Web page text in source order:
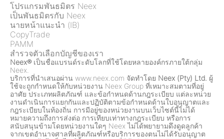
โปรแกรมพันธมิตร Neex
เป็นพันธมิตรกับ Neex
นายหน้าแนะนำ (IB)
CopyTrade
PAMM
สำรวจตัวเลือกบัญชีของเรา
Neex®เป็นชื่อแบรนด์ระดับโลกที่ใช้โดยหลายองค์กรภายใต้กลุ่ม
Neex.
บริการที่นำเสนอผ่าน www.neex.com จัดทำโดย Neex (Pty) Ltd. ผู้
ใช้จะถูกกำหนดให้กับหน่วยงาน Neex Group ที่เหมาะสมตามที่อยู่
อาศัย ประเภทผลิตภัณฑ์ และข้อกำหนดด้านกฎระเบียบ แต่ละหน่วย
งานดำเนินการแยกกันและปฏิบัติตามข้อกำหนดด้านใบอนุญาตและ
กฎระเบียบในท้องถิ่น การมีอยู่ของหน่วยงานบนเว็บไซต์นี้ไม่ได้
หมายความถึงการส่งต่อ การเทียบเท่าทางกฎระเบียบ หรือการ
สนับสนุนข้ามโดยหน่วยงานใดๆ Neex ไม่ได้พยายามดึงดูดลูกค้า
จากเขตอำนาจศาลที่ผลิตภัณฑ์หรือบริการของตนไม่ได้รับอนุญาต